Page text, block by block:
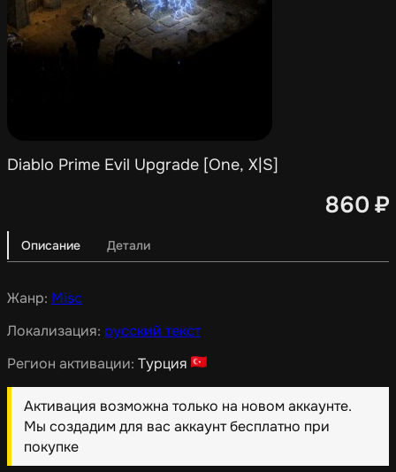
Diablo Prime Evil Upgrade [One, X|S]
860 ₽
Описание Детали
Жанр: Misc
Локализация: русский текст
Регион активации: Турция
Активация возможна только на новом аккаунте.
Мы создадим для вас аккаунт бесплатно при
покупке